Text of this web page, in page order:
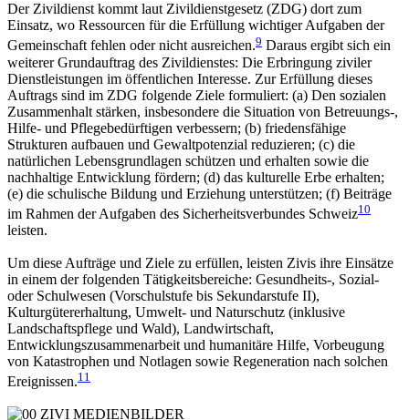
Der Zivildienst kommt laut Zivildienstgesetz (ZDG) dort zum
Einsatz, wo Ressourcen für die Erfüllung wichtiger Aufgaben der
Gemeinschaft fehlen oder nicht ausreichen.9 Daraus ergibt sich ein
weiterer Grundauftrag des Zivildienstes: Die Erbringung ziviler
Dienstleistungen im öffentlichen Interesse. Zur Erfüllung dieses
Auftrags sind im ZDG folgende Ziele formuliert: (a) Den sozialen
Zusammenhalt stärken, insbesondere die Situation von Betreuungs-,
Hilfe- und Pflegebedürftigen verbessern; (b) friedensfähige
Strukturen aufbauen und Gewaltpotenzial reduzieren; (c) die
natürlichen Lebensgrundlagen schützen und erhalten sowie die
nachhaltige Entwicklung fördern; (d) das kulturelle Erbe erhalten;
(e) die schulische Bildung und Erziehung unterstützen; (f) Beiträge
im Rahmen der Aufgaben des Sicherheitsverbundes Schweiz10
leisten.
Um diese Aufträge und Ziele zu erfüllen, leisten Zivis ihre Einsätze
in einem der folgenden Tätigkeitsbereiche: Gesundheits-, Sozial-
oder Schulwesen (Vorschulstufe bis Sekundarstufe II),
Kulturgütererhaltung, Umwelt- und Naturschutz (inklusive
Landschaftspflege und Wald), Landwirtschaft,
Entwicklungszusammenarbeit und humanitäre Hilfe, Vorbeugung
von Katastrophen und Notlagen sowie Regeneration nach solchen
Ereignissen.11